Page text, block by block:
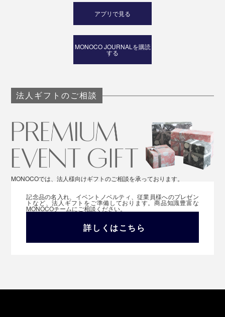
アプリで見る
MONOCO JOURNALを購読
する
法人ギフトのご相談
MONOCOでは、法人様向けギフトのご相談を承っております。
記念品の名入れ、イベントノベルティ、従業員様へのプレゼン
トなど、法人ギフトをご準備しております。商品知識豊富な
MONOCOチームにご相談ください。
詳しくはこちら